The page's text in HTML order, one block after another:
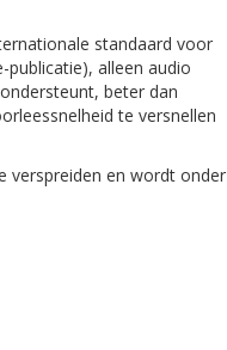
standaard voor
publicatie), alleen audio
beter dan
te versnellen
verspreiden en wordt onder